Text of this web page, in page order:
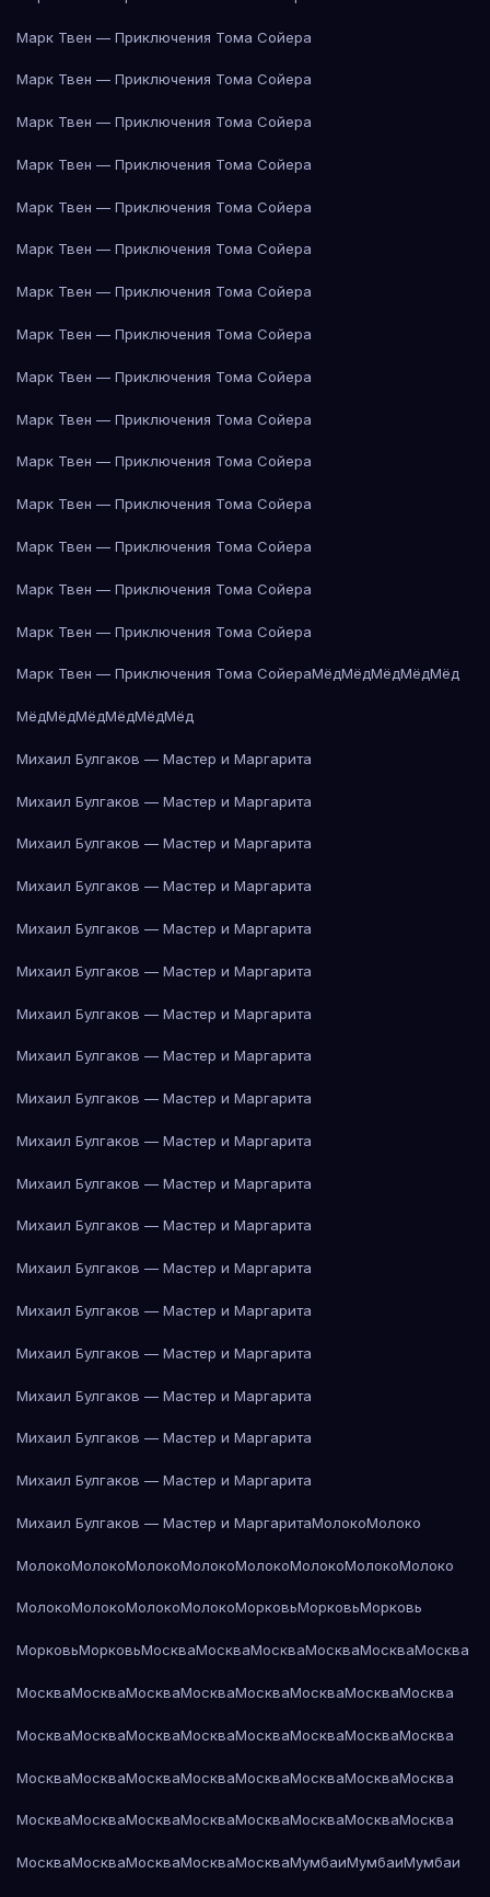
Марк Твен — Приключения Тома Сойера
Марк Твен — Приключения Тома Сойера
Марк Твен — Приключения Тома Сойера
Марк Твен — Приключения Тома Сойера
Марк Твен — Приключения Тома Сойера
Марк Твен — Приключения Тома Сойера
Марк Твен — Приключения Тома Сойера
Марк Твен — Приключения Тома Сойера
Марк Твен — Приключения Тома Сойера
Марк Твен — Приключения Тома Сойера
Марк Твен — Приключения Тома Сойера
Марк Твен — Приключения Тома Сойера
Марк Твен — Приключения Тома Сойера
Марк Твен — Приключения Тома Сойера
Марк Твен — Приключения Тома Сойера
Марк Твен — Приключения Тома СойераМёдМёдМёдМёдМёд
МёдМёдМёдМёдМёдМёд
Михаил Булгаков — Мастер и Маргарита
Михаил Булгаков — Мастер и Маргарита
Михаил Булгаков — Мастер и Маргарита
Михаил Булгаков — Мастер и Маргарита
Михаил Булгаков — Мастер и Маргарита
Михаил Булгаков — Мастер и Маргарита
Михаил Булгаков — Мастер и Маргарита
Михаил Булгаков — Мастер и Маргарита
Михаил Булгаков — Мастер и Маргарита
Михаил Булгаков — Мастер и Маргарита
Михаил Булгаков — Мастер и Маргарита
Михаил Булгаков — Мастер и Маргарита
Михаил Булгаков — Мастер и Маргарита
Михаил Булгаков — Мастер и Маргарита
Михаил Булгаков — Мастер и Маргарита
Михаил Булгаков — Мастер и Маргарита
Михаил Булгаков — Мастер и Маргарита
Михаил Булгаков — Мастер и Маргарита
Михаил Булгаков — Мастер и МаргаритаМолокоМолоко
МолокоМолокоМолокоМолокоМолокоМолокоМолокоМолоко
МолокоМолокоМолокоМолокоМорковьМорковьМорковь
МорковьМорковьМоскваМоскваМоскваМоскваМоскваМосква
МоскваМоскваМоскваМоскваМоскваМоскваМоскваМосква
МоскваМоскваМоскваМоскваМоскваМоскваМоскваМосква
МоскваМоскваМоскваМоскваМоскваМоскваМоскваМосква
МоскваМоскваМоскваМоскваМоскваМоскваМоскваМосква
МоскваМоскваМоскваМоскваМоскваМумбаиМумбаиМумбаи